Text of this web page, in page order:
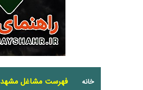
خانه فهرست مشاغل مشهد